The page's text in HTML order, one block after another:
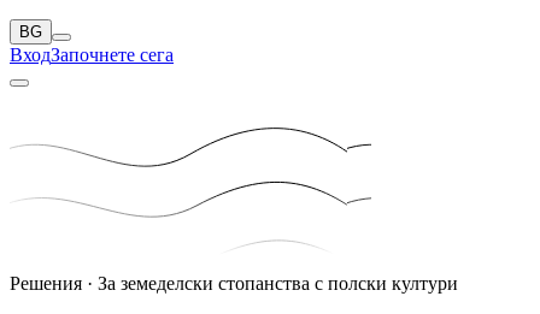
BG
ВходЗапочнете сега
Решения · За земеделски стопанства с полски култури